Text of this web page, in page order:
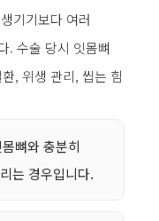
기기보다 여러
. 수술 당시 잇몸뼈
, 위생 관리, 씹는 힘
뼈와 충분히
는 경우입니다.